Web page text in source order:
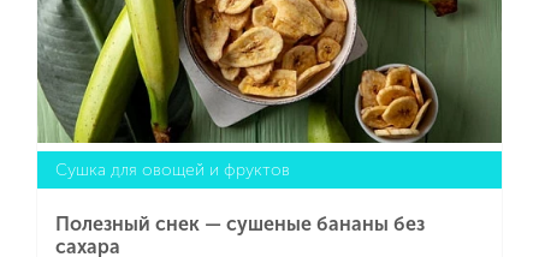
Сушка для овощей и фруктов
Полезный снек — сушеные бананы без
сахара